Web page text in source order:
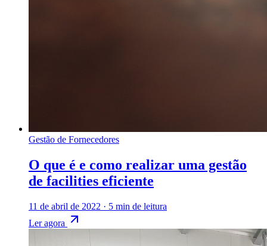
Gestão de Fornecedores
O que é e como realizar uma gestão
de facilities eficiente
11 de abril de 2022 · 5 min de leitura
Ler agora